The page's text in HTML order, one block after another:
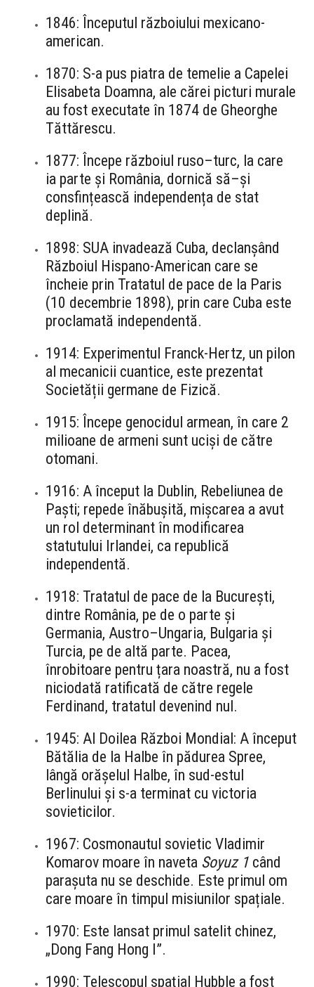
1846: Începutul războiului mexicano-
american.
1870: S-a pus piatra de temelie a Capelei
Elisabeta Doamna, ale cărei picturi murale
au fost executate în 1874 de Gheorghe
Tăttărescu.
1877: Începe războiul ruso–turc, la care
ia parte și România, dornică să–și
consfințească independența de stat
deplină.
1898: SUA invadează Cuba, declanșând
Războiul Hispano-American care se
încheie prin Tratatul de pace de la Paris
(10 decembrie 1898), prin care Cuba este
proclamată independentă.
1914: Experimentul Franck-Hertz, un pilon
al mecanicii cuantice, este prezentat
Societății germane de Fizică.
1915: Începe genocidul armean, în care 2
milioane de armeni sunt uciși de către
otomani.
1916: A început la Dublin, Rebeliunea de
Paști; repede înăbușită, mișcarea a avut
un rol determinant în modificarea
statutului Irlandei, ca republică
independentă.
1918: Tratatul de pace de la București,
dintre România, pe de o parte și
Germania, Austro–Ungaria, Bulgaria și
Turcia, pe de altă parte. Pacea,
înrobitoare pentru țara noastră, nu a fost
niciodată ratificată de către regele
Ferdinand, tratatul devenind nul.
1945: Al Doilea Război Mondial: A început
Bătălia de la Halbe în pădurea Spree,
lângă orășelul Halbe, în sud-estul
Berlinului și s-a terminat cu victoria
sovieticilor.
1967: Cosmonautul sovietic Vladimir
Komarov moare în naveta Soyuz 1 când
parașuta nu se deschide. Este primul om
care moare în timpul misiunilor spațiale.
1970: Este lansat primul satelit chinez,
„Dong Fang Hong I”.
1990: Telescopul spațial Hubble a fost